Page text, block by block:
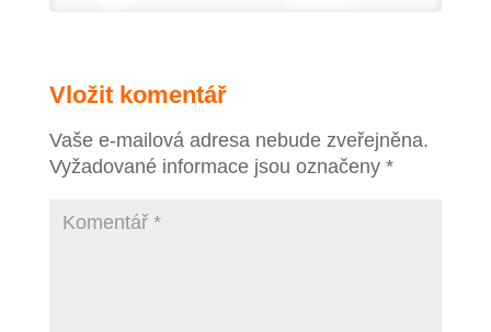
Vložit komentář
Vaše e-mailová adresa nebude zveřejněna.
Vyžadované informace jsou označeny *